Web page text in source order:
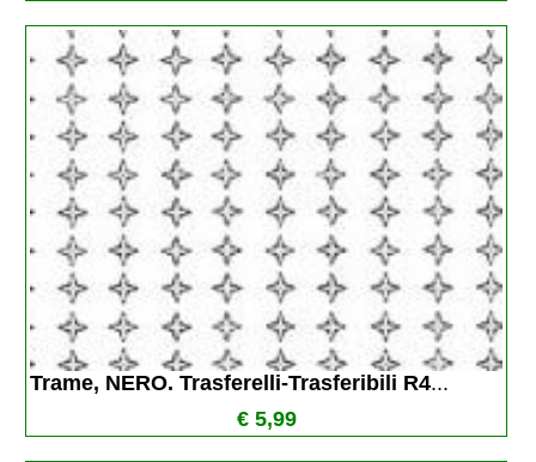
Trame, NERO. Trasferelli-Trasferibili R4...
€ 5,99